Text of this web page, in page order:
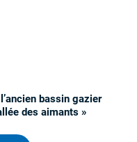
bassin gazier
des aimants »